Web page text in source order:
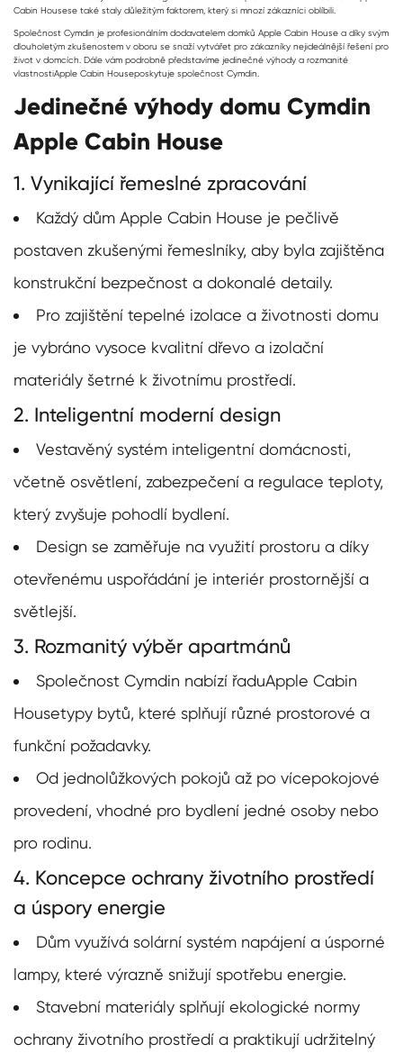
Cabin Housese také staly důležitým faktorem, který si mnozí zákazníci oblíbili.
Společnost Cymdin je profesionálním dodavatelem domků Apple Cabin House a díky svým
dlouholetým zkušenostem v oboru se snaží vytvářet pro zákazníky nejideálnější řešení pro
život v domcích. Dále vám podrobně představíme jedinečné výhody a rozmanité
vlastnostiApple Cabin Houseposkytuje společnost Cymdin.
Jedinečné výhody domu Cymdin
Apple Cabin House
1. Vynikající řemeslné zpracování
Každý dům Apple Cabin House je pečlivě
postaven zkušenými řemeslníky, aby byla zajištěna
konstrukční bezpečnost a dokonalé detaily.
Pro zajištění tepelné izolace a životnosti domu
je vybráno vysoce kvalitní dřevo a izolační
materiály šetrné k životnímu prostředí.
2. Inteligentní moderní design
Vestavěný systém inteligentní domácnosti,
včetně osvětlení, zabezpečení a regulace teploty,
který zvyšuje pohodlí bydlení.
Design se zaměřuje na využití prostoru a díky
otevřenému uspořádání je interiér prostornější a
světlejší.
3. Rozmanitý výběr apartmánů
Společnost Cymdin nabízí řaduApple Cabin
Housetypy bytů, které splňují různé prostorové a
funkční požadavky.
Od jednolůžkových pokojů až po vícepokojové
provedení, vhodné pro bydlení jedné osoby nebo
pro rodinu.
4. Koncepce ochrany životního prostředí
a úspory energie
Dům využívá solární systém napájení a úsporné
lampy, které výrazně snižují spotřebu energie.
Stavební materiály splňují ekologické normy
ochrany životního prostředí a praktikují udržitelný